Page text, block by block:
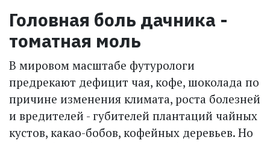
Головная боль дачника -
томатная моль
В мировом масштабе футурологи
предрекают дефицит чая, кофе, шоколада по
причине изменения климата, роста болезней
и вредителей - губителей плантаций чайных
кустов, какао-бобов, кофейных деревьев. Но